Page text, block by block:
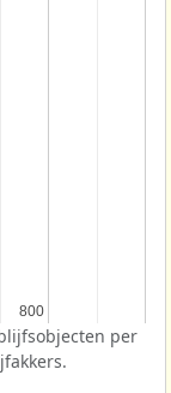
800
800
per